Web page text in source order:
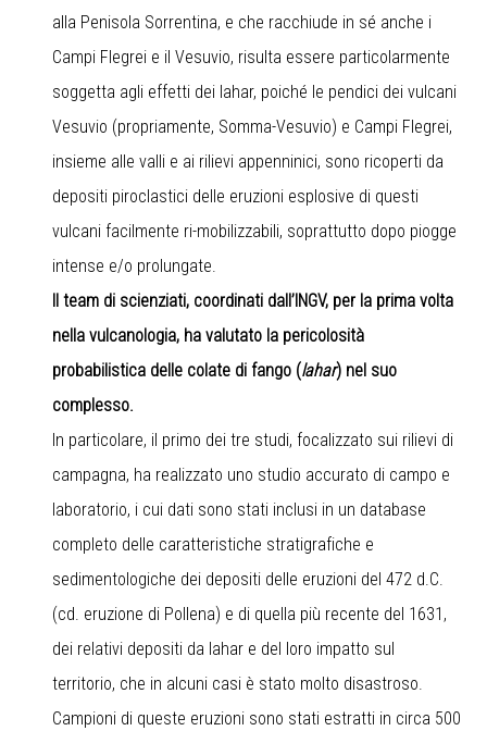
alla Penisola Sorrentina, e che racchiude in sé anche i
Campi Flegrei e il Vesuvio, risulta essere particolarmente
soggetta agli effetti dei lahar, poiché le pendici dei vulcani
Vesuvio (propriamente, Somma-Vesuvio) e Campi Flegrei,
insieme alle valli e ai rilievi appenninici, sono ricoperti da
depositi piroclastici delle eruzioni esplosive di questi
vulcani facilmente ri-mobilizzabili, soprattutto dopo piogge
intense e/o prolungate.
Il team di scienziati, coordinati dall’INGV, per la prima volta
nella vulcanologia, ha valutato la pericolosità
probabilistica delle colate di fango (lahar) nel suo
complesso.
In particolare, il primo dei tre studi, focalizzato sui rilievi di
campagna, ha realizzato uno studio accurato di campo e
laboratorio, i cui dati sono stati inclusi in un database
completo delle caratteristiche stratigrafiche e
sedimentologiche dei depositi delle eruzioni del 472 d.C.
(cd. eruzione di Pollena) e di quella più recente del 1631,
dei relativi depositi da lahar e del loro impatto sul
territorio, che in alcuni casi è stato molto disastroso.
Campioni di queste eruzioni sono stati estratti in circa 500